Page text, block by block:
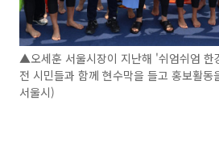
▲오세훈 서울시장이 지난해 '쉬엄쉬엄 한
전 시민들과 함께 현수막을 들고 홍보활
서울시)